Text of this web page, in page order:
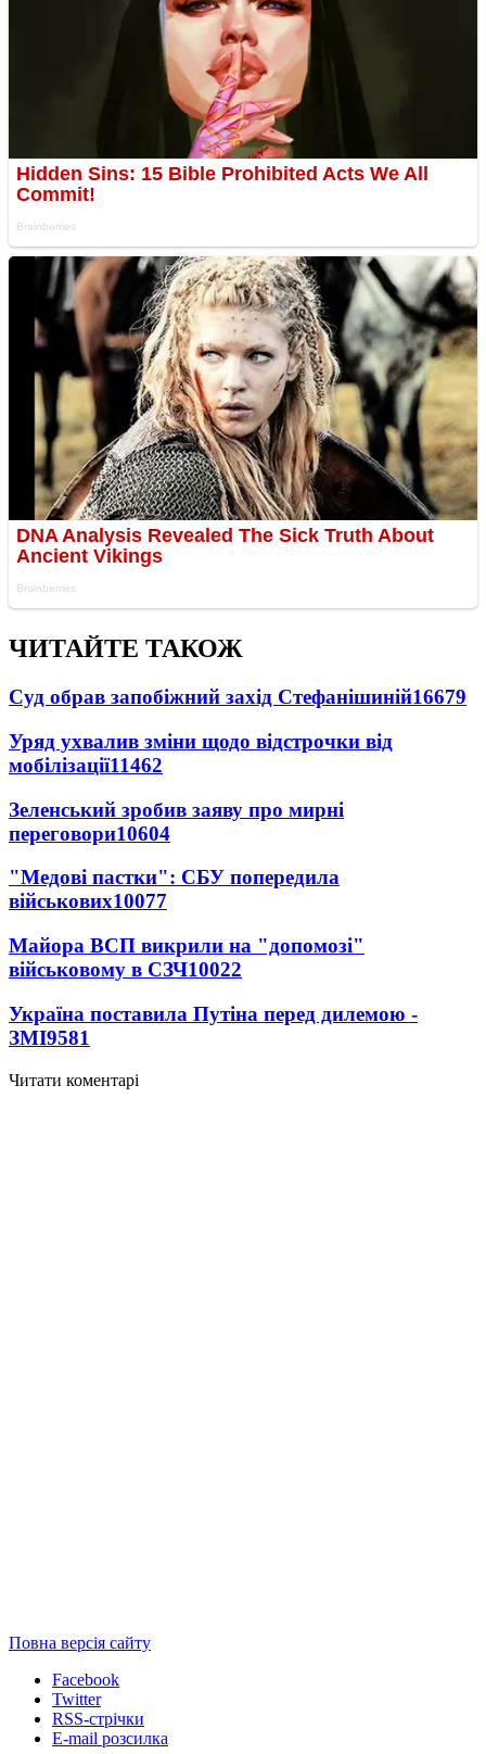
ЧИТАЙТЕ ТАКОЖ
Суд обрав запобіжний захід Стефанішиній16679
Уряд ухвалив зміни щодо відстрочки від
мобілізації11462
Зеленський зробив заяву про мирні
переговори10604
"Медові пастки": СБУ попередила
військових10077
Майора ВСП викрили на "допомозі"
військовому в СЗЧ10022
Україна поставила Путіна перед дилемою -
ЗМІ9581
Читати коментарі
Повна версія сайту
Facebook
Twitter
RSS-стрічки
E-mail розсилка